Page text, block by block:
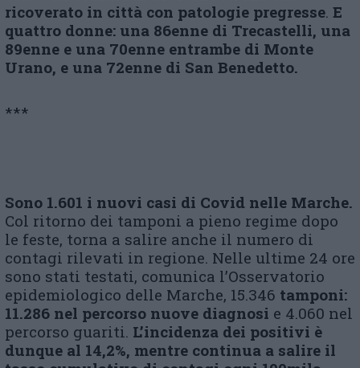
ricoverato in città con patologie pregresse. E
quattro donne: una 86enne di Trecastelli, una
89enne e una 70enne entrambe di Monte
Urano, e una 72enne di San Benedetto.
***
Sono 1.601 i nuovi casi di Covid nelle Marche.
Col ritorno dei tamponi a pieno regime dopo
le feste, torna a salire anche il numero di
contagi rilevati in regione. Nelle ultime 24 ore
sono stati testati, comunica l’Osservatorio
epidemiologico delle Marche, 15.346 tamponi:
11.286 nel percorso nuove diagnosi e 4.060 nel
percorso guariti. L’incidenza dei positivi è
dunque al 14,2%, mentre continua a salire il